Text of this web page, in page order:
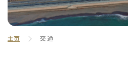
主页 交通